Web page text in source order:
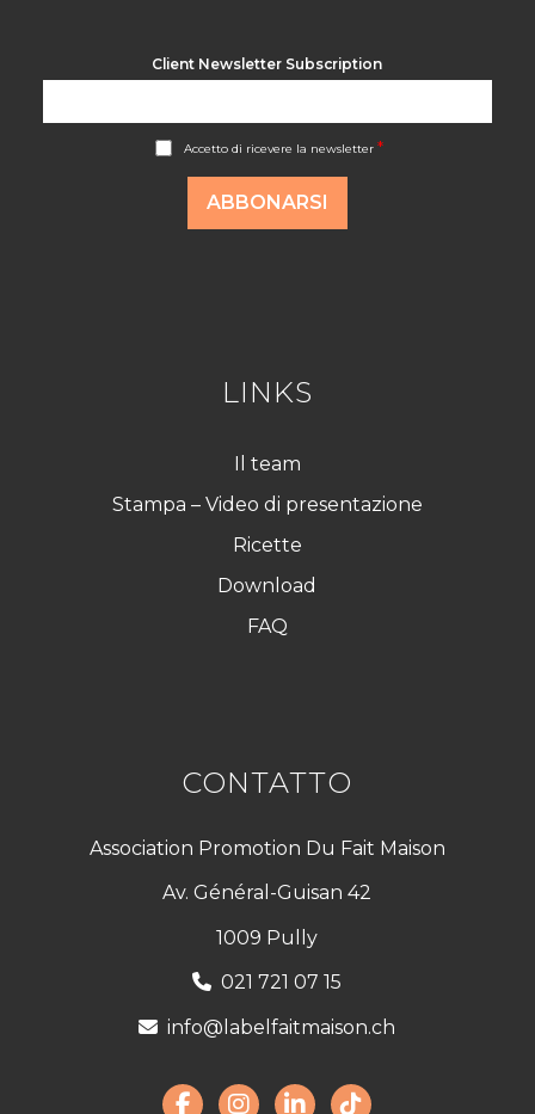
Client Newsletter Subscription
Accetto di ricevere la newsletter *
ABBONARSI
LINKS
Il team
Stampa – Video di presentazione
Ricette
Download
FAQ
CONTATTO
Association Promotion Du Fait Maison
Av. Général-Guisan 42
1009 Pully
021 721 07 15
info@labelfaitmaison.ch